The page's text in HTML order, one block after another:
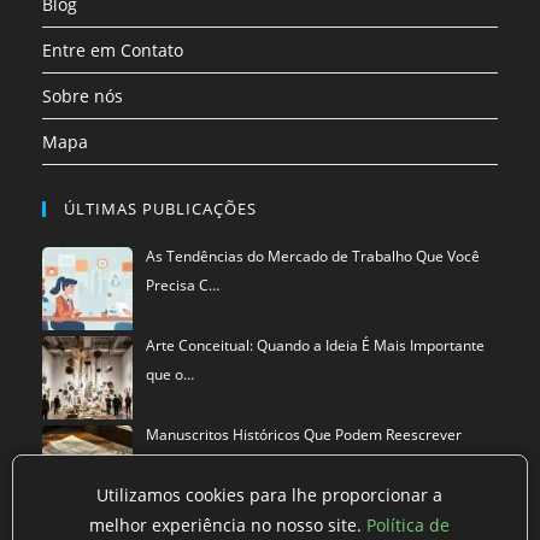
Blog
Entre em Contato
Sobre nós
Mapa
ÚLTIMAS PUBLICAÇÕES
As Tendências do Mercado de Trabalho Que Você
Precisa C…
Arte Conceitual: Quando a Ideia É Mais Importante
que o…
Manuscritos Históricos Que Podem Reescrever
Utilizamos cookies para lhe proporcionar a
melhor experiência no nosso site. Política de